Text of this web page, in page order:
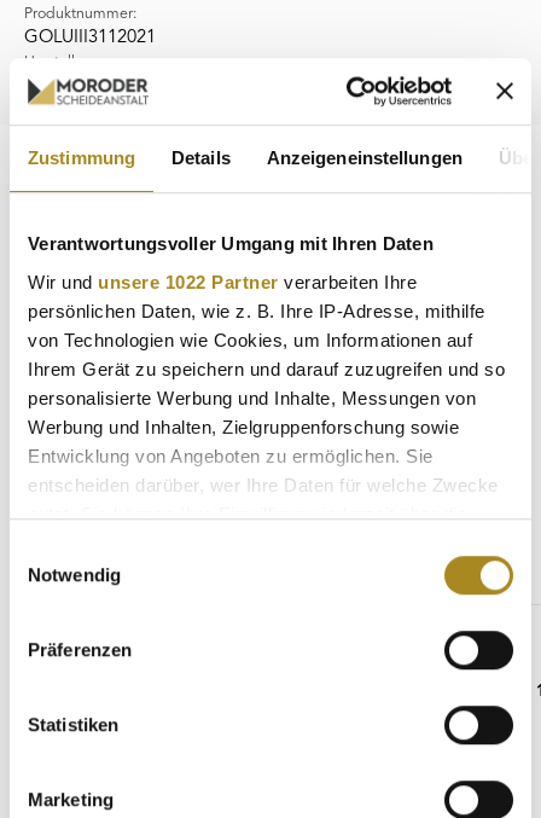
Zustimmung Details Anzeigeneinstellungen
Verantwortungsvoller Umgang mit Ihren Daten
Wir und unsere 1022 Partner verarbeiten Ihre
persönlichen Daten, wie z. B. Ihre IP-Adresse, mithilfe
von Technologien wie Cookies, um Informationen auf
Ihrem Gerät zu speichern und darauf zuzugreifen und so
personalisierte Werbung und Inhalte, Messungen von
Werbung und Inhalten, Zielgruppenforschung sowie
Entwicklung von Angeboten zu ermöglichen. Sie
entscheiden darüber, wer Ihre Daten für welche Zwecke
nutzt. Sie können Ihre Einwilligung jederzeit über die
Trigger Symbol ändern oder widerrufen
Informationen über Ihre geografische Lage
können
bestimmten Merkmalen (Fingerprinting) identifizieren
Erfahren Sie mehr darüber, wie Ihre persönlichen Daten
Notwendig
Präferenzen
Statistiken
Marketing
Produktnummer:
GOLUIII3112021
Hersteller:
The Perth Mint Australia
Beschreibung
Ochse 2021 Goldmünze. Diese Münze ist Teil der Lunar
Eigenschaften
Hersteller
Weitere Angebote
Produktgalerie überspringen
Gleicher Hersteller